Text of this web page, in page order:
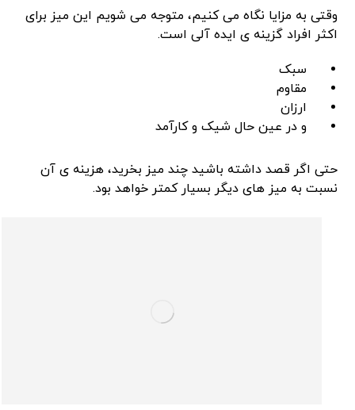
وقتی به مزایا نگاه می ‌کنیم، متوجه می ‌شویم این میز برای
اکثر افراد گزینه‌ ی ایده ‌آلی است.
سبک
مقاوم
ارزان
و در عین حال شیک و کارآمد
حتی اگر قصد داشته باشید چند میز بخرید، هزینه ‌ی آن
نسبت به میز های دیگر بسیار کمتر خواهد بود.